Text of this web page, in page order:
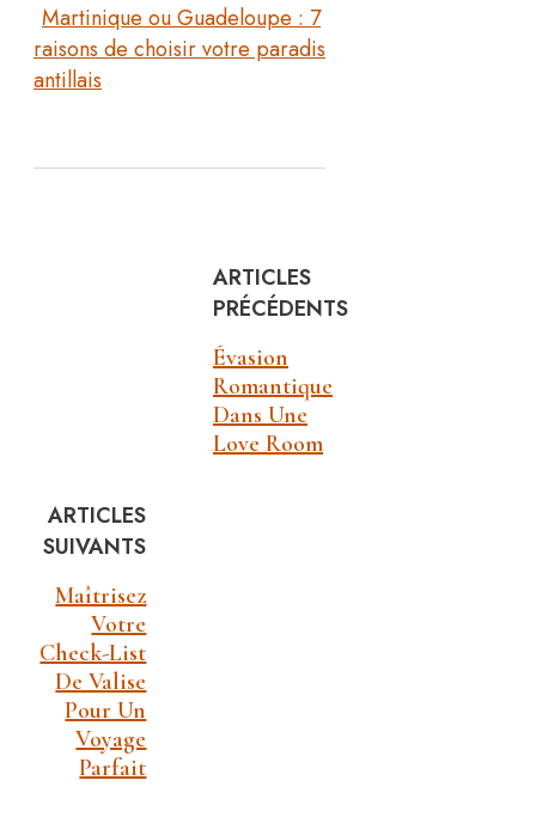
Martinique ou Guadeloupe : 7
raisons de choisir votre paradis
antillais
ARTICLES
PRÉCÉDENTS
Évasion
Romantique
Dans Une
Love Room
ARTICLES
SUIVANTS
Maîtrisez
Votre
Check-List
De Valise
Pour Un
Voyage
Parfait